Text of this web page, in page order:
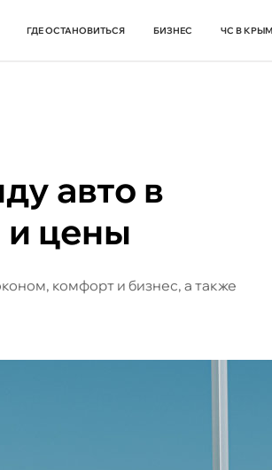
ГДЕ ОСТАНОВИТЬСЯ БИЗНЕС ЧС В
авто в
цены
комфорт и бизнес, а также